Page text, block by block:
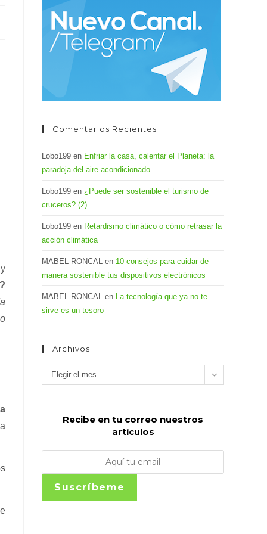
Comentarios Recientes
Lobo199 en Enfriar la casa, calentar el Planeta: la
paradoja del aire acondicionado
Lobo199 en ¿Puede ser sostenible el turismo de
cruceros? (2)
Lobo199 en Retardismo climático o cómo retrasar la
acción climática
MABEL RONCAL en 10 consejos para cuidar de
manera sostenible tus dispositivos electrónicos
MABEL RONCAL en La tecnología que ya no te
sirve es un tesoro
Archivos
Archivos
Elegir el mes
Recibe en tu correo nuestros
artículos
Suscríbeme